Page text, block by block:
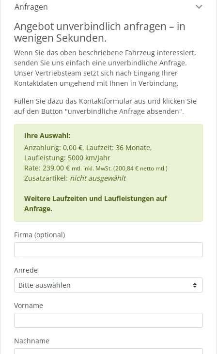
Anfragen
Angebot unverbindlich anfragen – in
wenigen Sekunden.
Wenn Sie das oben beschriebene Fahrzeug interessiert,
senden Sie uns einfach eine unverbindliche Anfrage.
Unser Vertriebsteam setzt sich nach Eingang Ihrer
Kontaktdaten umgehend mit Ihnen in Verbindung.
Füllen Sie dazu das Kontaktformular aus und klicken Sie
auf den Button "unverbindliche Anfrage absenden".
Ihre Auswahl:
Anzahlung: 0,00 €, Laufzeit: 36 Monate,
Laufleistung: 5000 km/Jahr
Rate: 239,00 € mtl. inkl. MwSt. (200,84 € netto mtl.)
Zusatzartikel: nicht ausgewählt
Weitere Laufzeiten und Laufleistungen auf
Anfrage.
Firma (optional)
Anrede
Vorname
Nachname